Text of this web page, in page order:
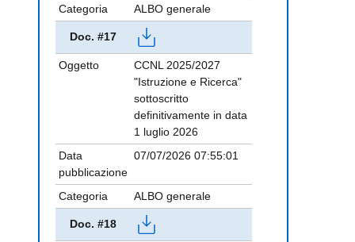
Categoria ALBO generale
Doc. #17
Oggetto
CCNL 2025/2027
"Istruzione e Ricerca"
sottoscritto
definitivamente in data
1 luglio 2026
Data
pubblicazione
07/07/2026 07:55:01
Categoria ALBO generale
Doc. #18